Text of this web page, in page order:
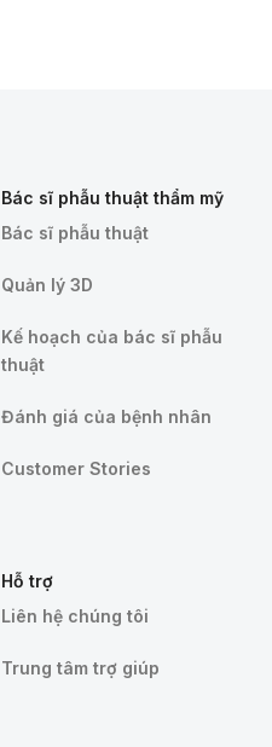
Bác sĩ phẫu thuật thẩm mỹ
Bác sĩ phẫu thuật
Quản lý 3D
Kế hoạch của bác sĩ phẫu
thuật
Đánh giá của bệnh nhân
Customer Stories
Hỗ trợ
Liên hệ chúng tôi
Trung tâm trợ giúp